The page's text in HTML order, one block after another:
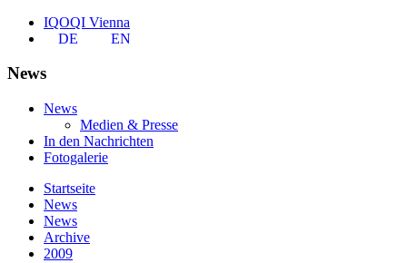
IQOQI Vienna
DE
EN
News
News
Medien & Presse
In den Nachrichten
Fotogalerie
Startseite
News
News
Archive
2009